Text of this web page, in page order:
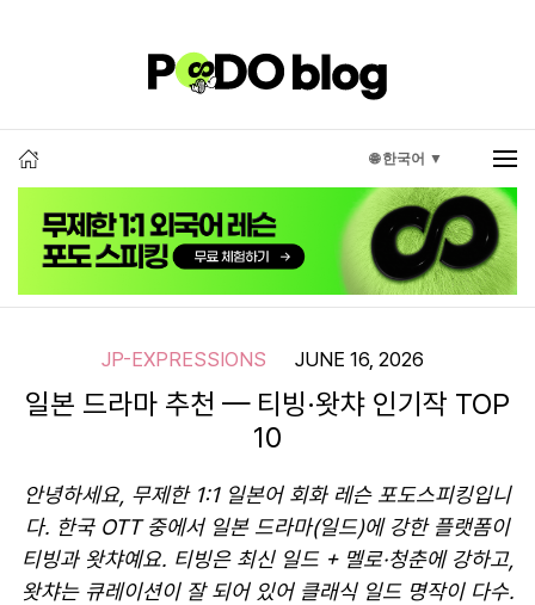
🌐 한국어 ▼
JP-EXPRESSIONS JUNE 16, 2026
일본 드라마 추천 — 티빙·왓챠 인기작 TOP
10
안녕하세요, 무제한 1:1 일본어 회화 레슨 포도스피킹입니
다. 한국 OTT 중에서 일본 드라마(일드)에 강한 플랫폼이
티빙과 왓챠예요. 티빙은 최신 일드 + 멜로·청춘에 강하고,
왓챠는 큐레이션이 잘 되어 있어 클래식 일드 명작이 다수.